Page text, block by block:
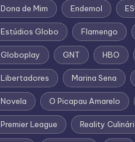
Dona de Mim Endemol
Estúdios Globo Flamengo
Globoplay GNT HBO
Libertadores Marina Sena
Novela O Picapau Amarelo
Premier League Reality